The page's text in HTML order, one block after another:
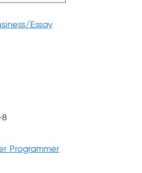
Essay
Programmer